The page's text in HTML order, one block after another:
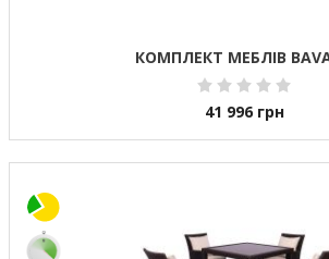
КОМПЛЕКТ МЕБЛІВ
41 996 грн